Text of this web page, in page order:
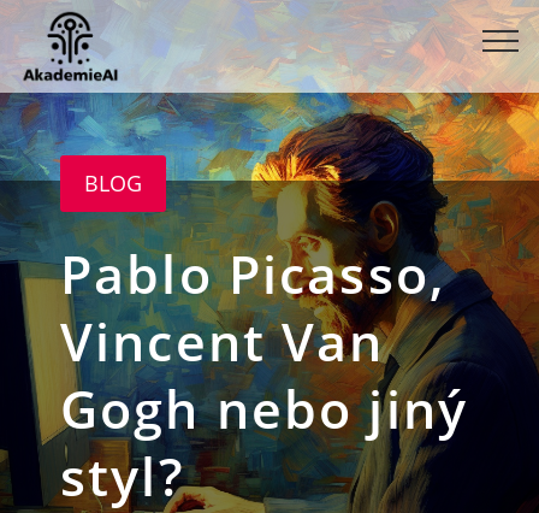
BLOG
Pablo Picasso,
Vincent Van
Gogh nebo jiný
styl?